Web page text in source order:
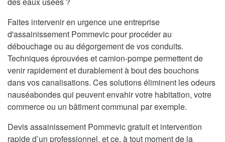
Faites intervenir en urgence une entreprise
d'assainissement Pommevic pour procéder au
débouchage ou au dégorgement de vos conduits.
Techniques éprouvées et camion-pompe permettent de
venir rapidement et durablement à bout des bouchons
dans vos canalisations. Ces solutions éliminent les odeurs
nauséabondes qui peuvent envahir votre habitation, votre
commerce ou un bâtiment communal par exemple.
Devis assainissement Pommevic gratuit et intervention
rapide d’un professionnel, et ce, à tout moment de la